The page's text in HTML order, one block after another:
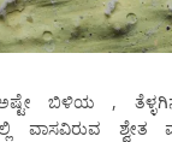
ಬಿಳಿಯ ,
ವಾಸವಿರುವ ಶ್ವೇತ